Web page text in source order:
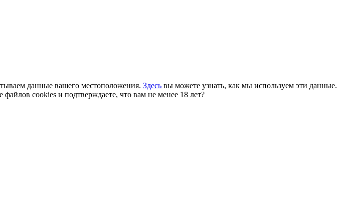
данные вашего местоположения. Здесь вы можете узнать, как мы используем эти данные.
cookies и подтверждаете, что вам не менее 18 лет?